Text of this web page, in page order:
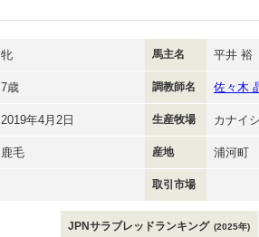
牝 馬主名 平井 裕
7歳 調教師名 佐々木
2019年4月2日 生産牧場 カナイ
鹿毛 産地 浦河町
取引市場
JPNサラブレッドランキング (2025年)